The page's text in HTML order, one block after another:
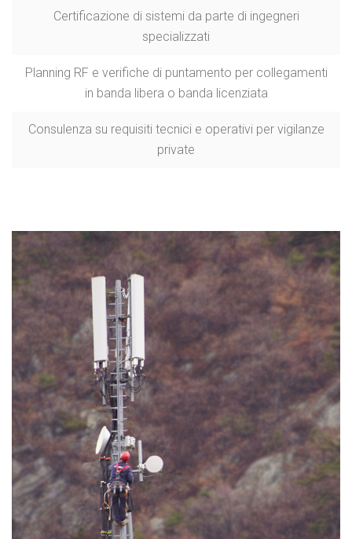
Certificazione di sistemi da parte di ingegneri
specializzati
Planning RF e verifiche di puntamento per collegamenti
in banda libera o banda licenziata
Consulenza su requisiti tecnici e operativi per vigilanze
private